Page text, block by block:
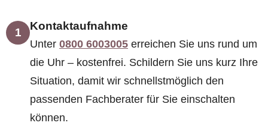
1 Kontaktaufnahme
Unter 0800 6003005 erreichen Sie uns rund um
die Uhr – kostenfrei. Schildern Sie uns kurz Ihre
Situation, damit wir schnellstmöglich den
passenden Fachberater für Sie einschalten
können.